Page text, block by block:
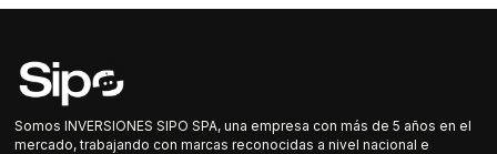
Somos INVERSIONES SIPO SPA, una empresa con más de 5 años en el
mercado, trabajando con marcas reconocidas a nivel nacional e